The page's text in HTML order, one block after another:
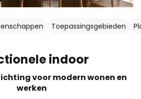
Toepassingsgebieden
indoor
voor modern wonen en
werken